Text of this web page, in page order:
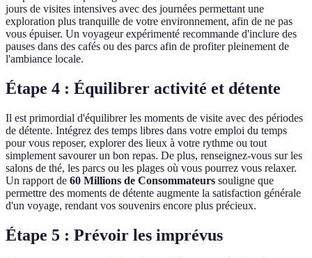
jours de visites intensives avec des journées permettant une
exploration plus tranquille de votre environnement, afin de ne pas
vous épuiser. Un voyageur expérimenté recommande d'inclure des
pauses dans des cafés ou des parcs afin de profiter pleinement de
l'ambiance locale.
Étape 4 : Équilibrer activité et détente
Il est primordial d'équilibrer les moments de visite avec des périodes
de détente. Intégrez des temps libres dans votre emploi du temps
pour vous reposer, explorer des lieux à votre rythme ou tout
simplement savourer un bon repas. De plus, renseignez-vous sur les
salons de thé, les parcs ou les plages où vous pourrez vous relaxer.
Un rapport de 60 Millions de Consommateurs souligne que
permettre des moments de détente augmente la satisfaction générale
d'un voyage, rendant vos souvenirs encore plus précieux.
Étape 5 : Prévoir les imprévus